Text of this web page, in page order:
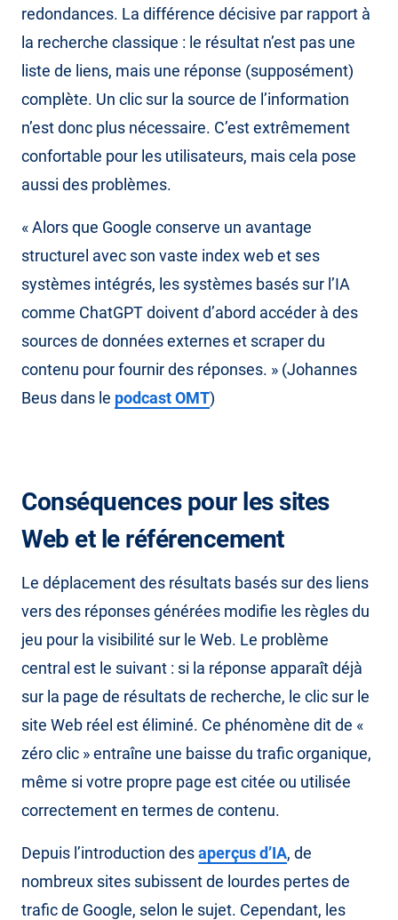
redondances. La différence décisive par rapport à
la recherche classique : le résultat n’est pas une
liste de liens, mais une réponse (supposément)
complète. Un clic sur la source de l’information
n’est donc plus nécessaire. C’est extrêmement
confortable pour les utilisateurs, mais cela pose
aussi des problèmes.
« Alors que Google conserve un avantage
structurel avec son vaste index web et ses
systèmes intégrés, les systèmes basés sur l’IA
comme ChatGPT doivent d’abord accéder à des
sources de données externes et scraper du
contenu pour fournir des réponses. » (Johannes
Beus dans le podcast OMT)
Conséquences pour les sites
Web et le référencement
Le déplacement des résultats basés sur des liens
vers des réponses générées modifie les règles du
jeu pour la visibilité sur le Web. Le problème
central est le suivant : si la réponse apparaît déjà
sur la page de résultats de recherche, le clic sur le
site Web réel est éliminé. Ce phénomène dit de «
zéro clic » entraîne une baisse du trafic organique,
même si votre propre page est citée ou utilisée
correctement en termes de contenu.
Depuis l’introduction desaperçus d’IA, de
nombreux sites subissent de lourdes pertes de
trafic de Google, selon le sujet. Cependant, les